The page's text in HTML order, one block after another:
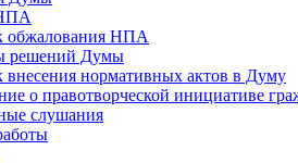
обжалования НПА
решений Думы
внесения нормативных актов в Думу
о правотворческой инициативе
слушания